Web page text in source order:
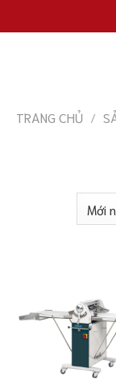
đến
TRANG CHỦ /